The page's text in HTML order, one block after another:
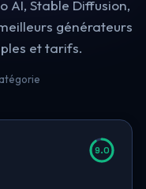
AI, Stable Diffusion,
générateurs
et tarifs.
9.0